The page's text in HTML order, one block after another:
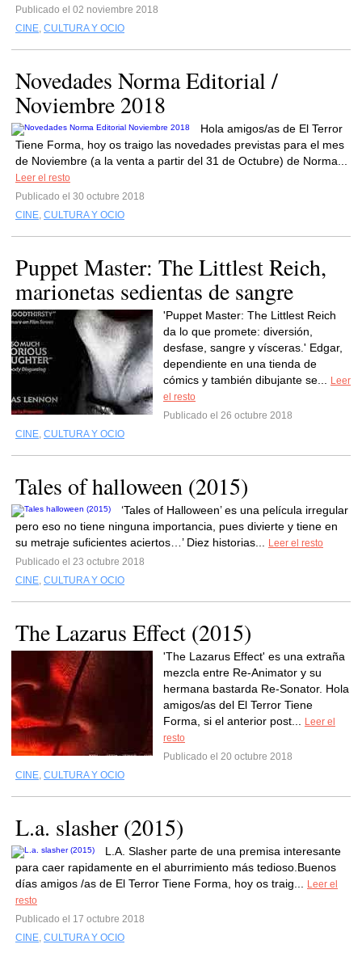
Publicado el 02 noviembre 2018
CINE, CULTURA Y OCIO
Novedades Norma Editorial /
Noviembre 2018
Hola amigos/as de El Terror
Tiene Forma, hoy os traigo las novedades previstas para el mes
de Noviembre (a la venta a partir del 31 de Octubre) de Norma...
Leer el resto
Publicado el 30 octubre 2018
CINE, CULTURA Y OCIO
Puppet Master: The Littlest Reich,
marionetas sedientas de sangre
'Puppet Master: The Littlest Reich
da lo que promete: diversión,
desfase, sangre y vísceras.' Edgar,
dependiente en una tienda de
cómics y también dibujante se...
Leer
el resto
Publicado el 26 octubre 2018
CINE, CULTURA Y OCIO
Tales of halloween (2015)
‘Tales of Halloween’ es una película irregular
pero eso no tiene ninguna importancia, pues divierte y tiene en
su metraje suficientes aciertos…’ Diez historias...
Leer el resto
Publicado el 23 octubre 2018
CINE, CULTURA Y OCIO
The Lazarus Effect (2015)
'The Lazarus Effect' es una extraña
mezcla entre Re-Animator y su
hermana bastarda Re-Sonator. Hola
amigos/as del El Terror Tiene
Forma, si el anterior post...
Leer el
resto
Publicado el 20 octubre 2018
CINE, CULTURA Y OCIO
L.a. slasher (2015)
L.A. Slasher parte de una premisa interesante
para caer rapidamente en el aburrimiento más tedioso.Buenos
días amigos /as de El Terror Tiene Forma, hoy os traig...
Leer el
resto
Publicado el 17 octubre 2018
CINE, CULTURA Y OCIO